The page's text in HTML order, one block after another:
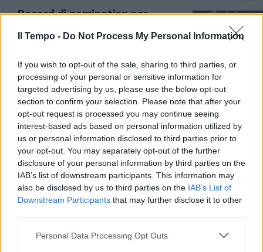
Il Tempo - Do Not Process My Personal Information
If you wish to opt-out of the sale, sharing to third parties, or
processing of your personal or sensitive information for
targeted advertising by us, please use the below opt-out
section to confirm your selection. Please note that after your
opt-out request is processed you may continue seeing
interest-based ads based on personal information utilized by
us or personal information disclosed to third parties prior to
your opt-out. You may separately opt-out of the further
disclosure of your personal information by third parties on the
IAB’s list of downstream participants. This information may
also be disclosed by us to third parties on the IAB’s List of
Downstream Participants that may further disclose it to other
Personal Data Processing Opt Outs
Record di nomination per
registi in lizza
DA RECORD
“Buen Camino” si mangia Avatar:
in 24 giorni è il film con il
maggiore incasso di sempre in
Italia
18/01/2026
SAINT TROPEZ
tumore. Il marito: "Troppa
sofferenza, diceva che voleva